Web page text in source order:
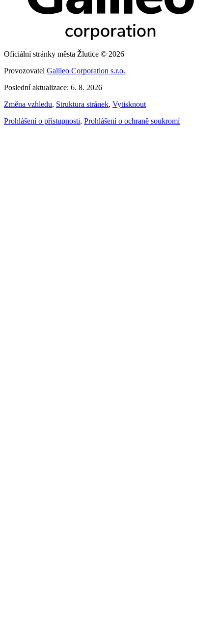
Oficiální stránky města Žlutice © 2026
Provozovatel Galileo Corporation s.r.o.
Poslední aktualizace: 6. 8. 2026
Změna vzhledu, Struktura stránek, Vytisknout
Prohlášení o přístupnosti, Prohlášení o ochraně soukromí